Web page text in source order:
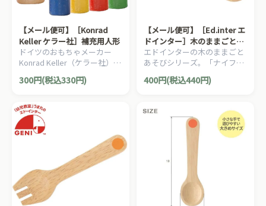
【メール便可】［Konrad
Keller ケラー社］補充用人形
ドイツのおもちゃメーカー
Konrad Keller（ケラー社）の
木製ミニカーシリーズ用の補
充用人形です。
300円(税込330円)
【メール便可】［Ed.inter エ
ドインター］木のままごとあ
そび ナイフ
エドインターの木のままごと
あそびシリーズ。「ナイフ」
400円(税込440円)